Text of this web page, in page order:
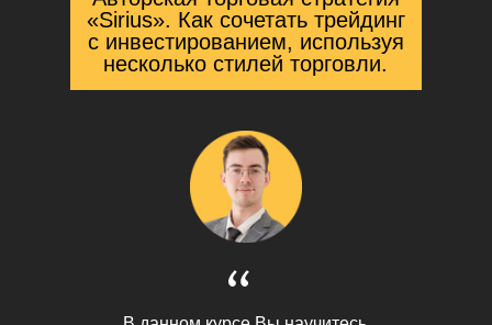
«Sirius». Как сочетать трейдинг
с инвестированием, используя
несколько стилей торговли.